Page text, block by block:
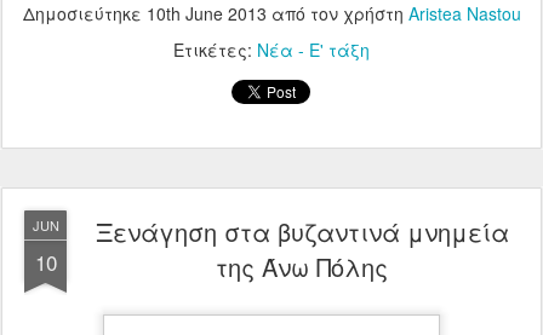
Δημοσιεύτηκε 10th June 2013 από τον χρήστη Aristea Nastou
Ετικέτες: Νέα - Ε' τάξη
JUN
10
Ξενάγηση στα βυζαντινά μνημεία
της Άνω Πόλης